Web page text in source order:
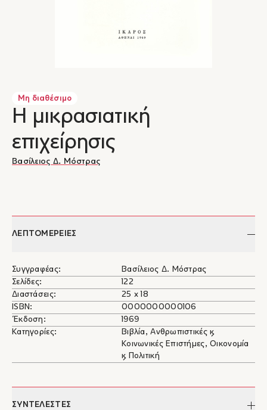
Μη διαθέσιμο
Η μικρασιατική
επιχείρησις
Βασίλειος Δ. Μόστρας
ΛΕΠΤΟΜΕΡΕΙΕΣ
Συγγραφέας:
Βασίλειος Δ. Μόστρας
Σελίδες:
122
Διαστάσεις:
25 x 18
ISBN:
0000000000106
Έκδοση:
1969
Κατηγορίες:
Βιβλία, Ανθρωπιστικές &
Κοινωνικές Επιστήμες, Οικονομία
& Πολιτική
ΣΥΝΤΕΛΕΣΤΕΣ